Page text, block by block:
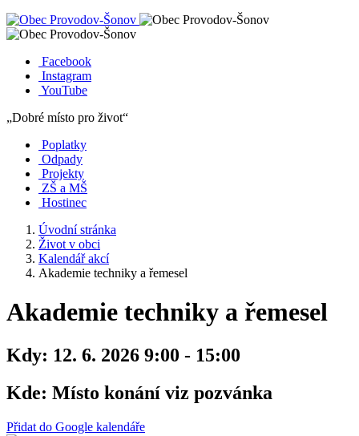
Facebook
Instagram
YouTube
„Dobré místo pro život“
Poplatky
Odpady
Projekty
ZŠ a MŠ
Hostinec
Úvodní stránka
Život v obci
Kalendář akcí
Akademie techniky a řemesel
Akademie techniky a řemesel
Kdy: 12. 6. 2026 9:00 - 15:00
Kde: Místo konání viz pozvánka
Přidat do Google kalendáře